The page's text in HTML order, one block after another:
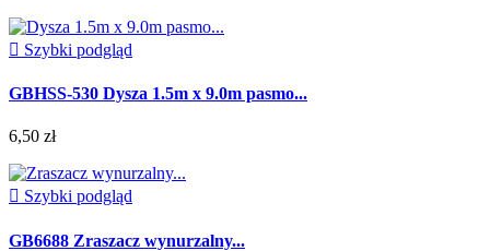
 Szybki podgląd
GBHSS-530 Dysza 1.5m x 9.0m pasmo...
6,50 zł
 Szybki podgląd
GB6688 Zraszacz wynurzalny...